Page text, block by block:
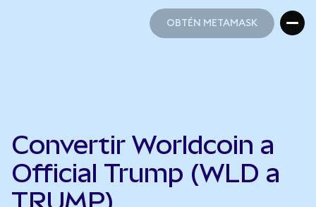
OBTÉN METAMASK
Convertir Worldcoin a
Official Trump (WLD a